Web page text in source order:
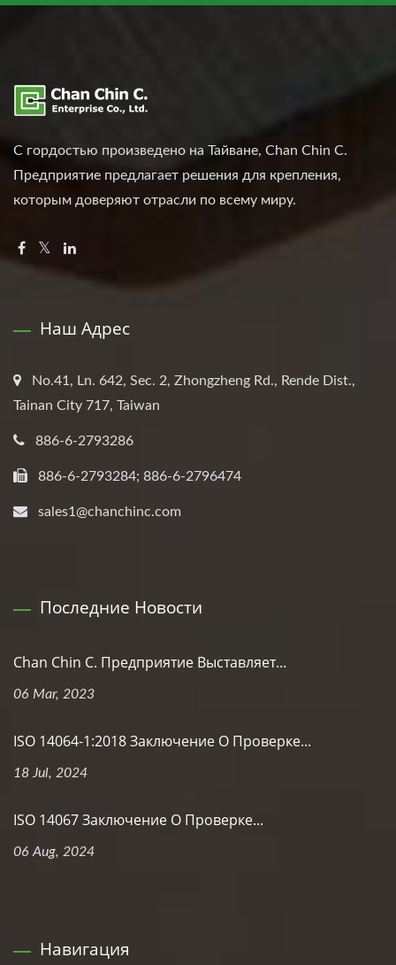
С гордостью произведено на Тайване, Chan Chin C.
Предприятие предлагает решения для крепления,
которым доверяют отрасли по всему миру.
Наш Адрес
No.41, Ln. 642, Sec. 2, Zhongzheng Rd., Rende Dist.,
Tainan City 717, Taiwan
886-6-2793286
886-6-2793284; 886-6-2796474
sales1@chanchinc.com
Последние Новости
Chan Chin C. Предприятие Выставляет...
06 Mar, 2023
ISO 14064-1:2018 Заключение О Проверке...
18 Jul, 2024
ISO 14067 Заключение О Проверке...
06 Aug, 2024
Навигация